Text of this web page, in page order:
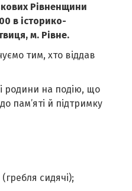
Рівненщини
в історико-
м. Рівне.
тим, хто віддав
родини на подію, що
пам’яті й підтримку
сидячі);